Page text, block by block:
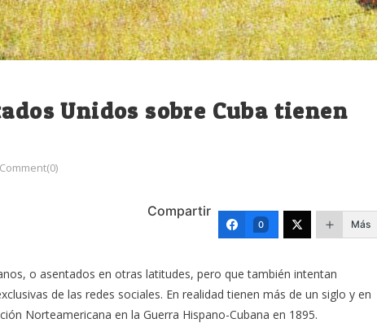
Unidos sobre Cuba tienen
Comment(0)
Compartir
0 Más
o asentados en otras latitudes, pero que también intentan
de las redes sociales. En realidad tienen más de un siglo y en
Norteamericana en la Guerra Hispano-Cubana en 1895.